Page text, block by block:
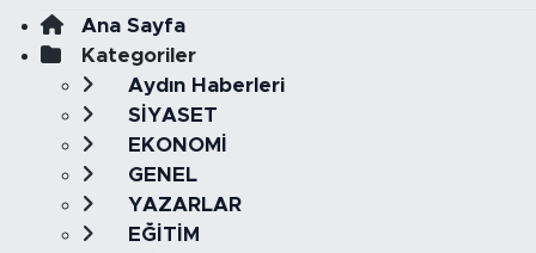
Ana Sayfa
Kategoriler
Aydın Haberleri
SİYASET
EKONOMİ
GENEL
YAZARLAR
EĞİTİM